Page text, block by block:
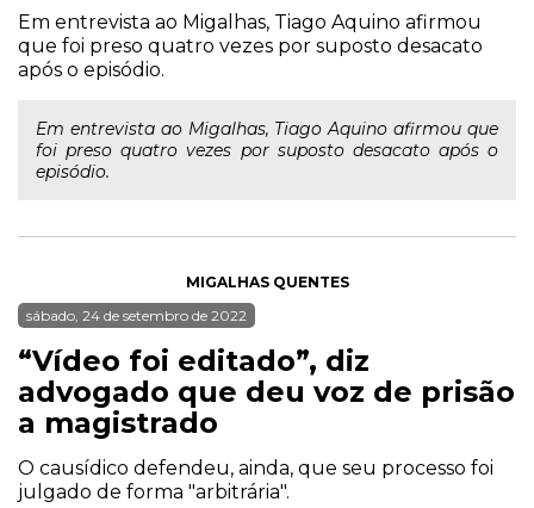
Em entrevista ao Migalhas, Tiago Aquino afirmou
que foi preso quatro vezes por suposto desacato
após o episódio.
Em entrevista ao Migalhas, Tiago Aquino afirmou que
foi preso quatro vezes por suposto desacato após o
episódio.
MIGALHAS QUENTES
sábado, 24 de setembro de 2022
“Vídeo foi editado”, diz
advogado que deu voz de prisão
a magistrado
O causídico defendeu, ainda, que seu processo foi
julgado de forma "arbitrária".